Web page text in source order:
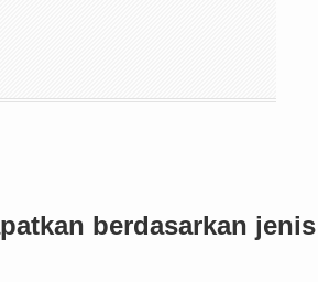
berdasarkan jenis